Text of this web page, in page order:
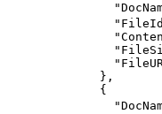
},
{